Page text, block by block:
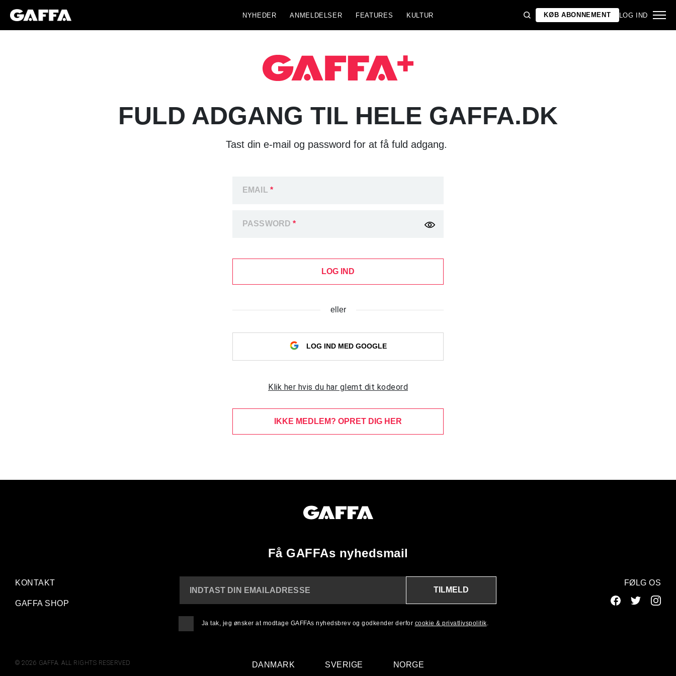
NYHEDER ANMELDELSER FEATURES KULTUR KØB ABONNEMENT LOG IND
FULD ADGANG TIL HELE GAFFA.DK
Tast din e-mail og password for at få fuld adgang.
EMAIL *
PASSWORD*
LOG IND
eller
LOG IND MED GOOGLE
Klik her hvis du har glemt dit kodeord
IKKE MEDLEM? OPRET DIG HER
Få GAFFAs nyhedsmail
KONTAKT
GAFFA SHOP
INDTAST DIN EMAILADRESSE TILMELD
Ja tak, jeg ønsker at modtage GAFFAs nyhedsbrev og godkender derfor cookie & privatlivspolitik
FØLG OS
© 2026 GAFFA. ALL RIGHTS RESERVED DANMARK SVERIGE NORGE